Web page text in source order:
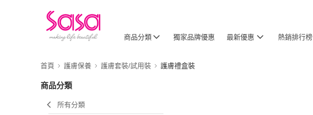
商品分類 獨家品牌優惠 最新優惠 熱銷排行榜
首頁 護膚保養 護膚套裝/試用裝 護膚禮盒裝
商品分類
所有分類